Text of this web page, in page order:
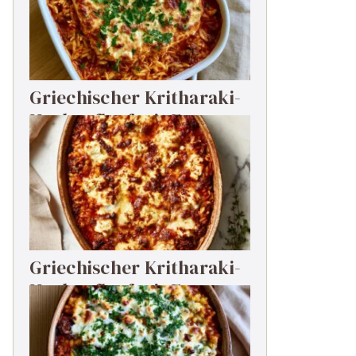
Griechischer Kritharaki-
Hackauflauf mit Feta
Griechischer Kritharaki-
Hackauflauf mit Feta